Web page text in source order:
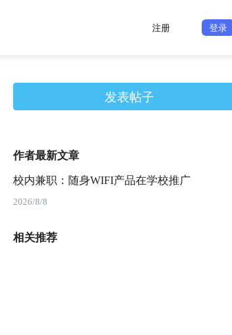
注册 登录
发表帖子
作者最新文章
校内兼职：随身WIFI产品在学校推广
2026/8/8
相关推荐